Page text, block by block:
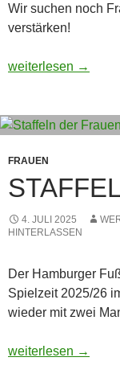
Wir suchen noch
verstärken!
Werde Teil der
weiterlesen →
FRAUEN
4. JULI 2025
HINTERLASSEN
Der Hamburger
Spielzeit 2025/26
wieder mit zwei
Staffeln der Frauen
weiterlesen →